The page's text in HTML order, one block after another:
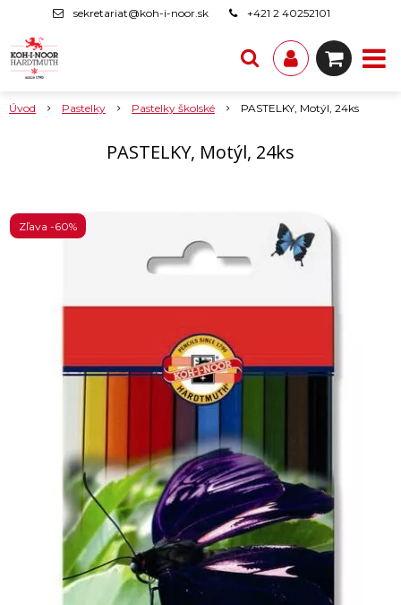
sekretariat@koh-i-noor.sk +421 2 40252101
Úvod Pastelky Pastelky školské PASTELKY, Motýl, 24ks
PASTELKY, Motýl, 24ks
Zľava -60%